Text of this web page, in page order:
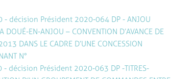
décision Président 2020-064 DP - ANJOU
DOUÉ-EN-ANJOU – CONVENTION D’AVANCE DE
DANS LE CADRE D’UNE CONCESSION
N°
décision Président 2020-063 DP -TITRES-